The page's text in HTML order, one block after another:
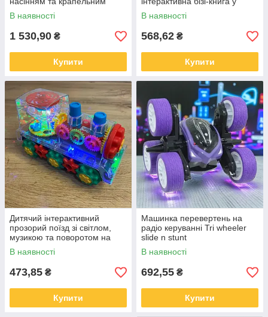
поливом Home made plant
GREEN
В наявності
1 530,90 ₴
Купити
вигляді сумочки, монтессорі
В наявності
568,62 ₴
Купити
Дитячий інтерактивний
прозорий поїзд зі світлом,
музикою та поворотом на
360°
В наявності
473,85 ₴
Купити
Машинка перевертень на
радіо керуванні Tri wheeler
slide n stunt
В наявності
692,55 ₴
Купити